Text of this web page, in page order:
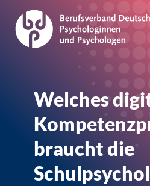
Welches
braucht die